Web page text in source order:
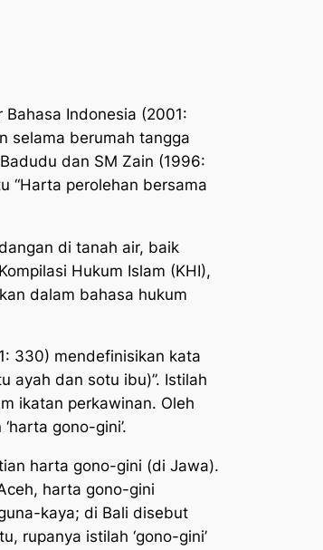
Bahasa Indonesia (2001:
selama berumah tangga
dan SM Zain (1996:
“Harta perolehan bersama
di tanah air, baik
Hukum Islam (KHI),
dalam bahasa hukum
330) mendefinisikan kata
ayah dan sotu ibu)”. Istilah
ikatan perkawinan. Oleh
gono-gini’.
harta gono-gini (di Jawa).
harta gono-gini
kaya; di Bali disebut
rupanya istilah ‘gono-gini’